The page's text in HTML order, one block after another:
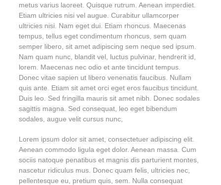
metus varius laoreet. Quisque rutrum. Aenean imperdiet.
Etiam ultricies nisi vel augue. Curabitur ullamcorper
ultricies nisi. Nam eget dui. Etiam rhoncus. Maecenas
tempus, tellus eget condimentum rhoncus, sem quam
semper libero, sit amet adipiscing sem neque sed ipsum.
Nam quam nunc, blandit vel, luctus pulvinar, hendrerit id,
lorem. Maecenas nec odio et ante tincidunt tempus.
Donec vitae sapien ut libero venenatis faucibus. Nullam
quis ante. Etiam sit amet orci eget eros faucibus tincidunt.
Duis leo. Sed fringilla mauris sit amet nibh. Donec sodales
sagittis magna. Sed consequat, leo eget bibendum
sodales, augue velit cursus nunc,
Lorem ipsum dolor sit amet, consectetuer adipiscing elit.
Aenean commodo ligula eget dolor. Aenean massa. Cum
sociis natoque penatibus et magnis dis parturient montes,
nascetur ridiculus mus. Donec quam felis, ultricies nec,
pellentesque eu, pretium quis, sem. Nulla consequat